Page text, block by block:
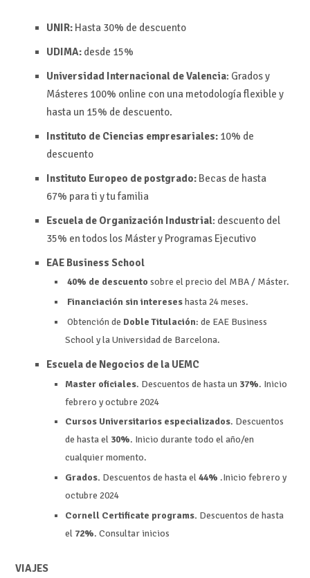
UNIR:Hasta 30% de descuento
UDIMA: desde 15%
Universidad Internacional de Valencia: Grados y
Másteres 100% online con una metodología flexible y
hasta un 15% de descuento.
Instituto de Ciencias empresariales:10% de
descuento
Instituto Europeo de postgrado: Becas de hasta
67% para ti y tu familia
Escuela de Organización Industrial: descuento del
35% en todos los Máster y Programas Ejecutivo
EAE Business School
40% de descuento sobre el precio del MBA / Máster.
Financiación sin intereseshasta 24 meses.
Obtención de Doble Titulación: de EAE Business
School y la Universidad de Barcelona.
Escuela de Negocios de la UEMC
Master oficiales. Descuentos de hasta un 37%. Inicio
febrero y octubre 2024
Cursos Universitarios especializados. Descuentos
de hasta el 30%. Inicio durante todo el año/en
cualquier momento.
Grados. Descuentos de hasta el44% .Inicio febrero y
octubre 2024
Cornell Certificate programs. Descuentos de hasta
el 72%. Consultar inicios
VIAJES